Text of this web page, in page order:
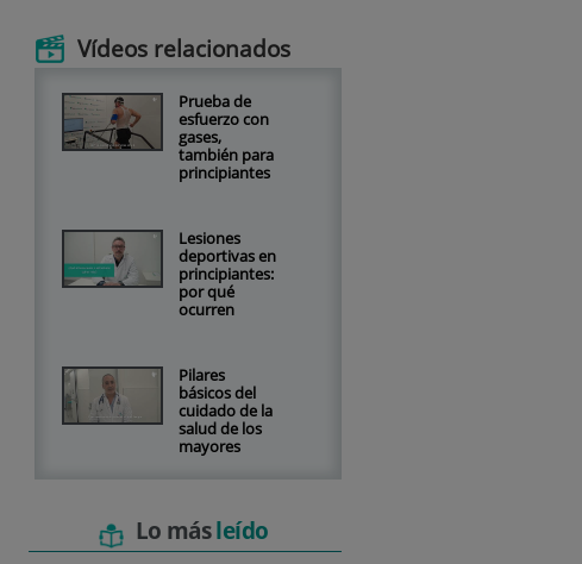
Vídeos relacionados
Prueba de
esfuerzo con
gases,
también para
principiantes
Lesiones
deportivas en
principiantes:
por qué
ocurren
Pilares
básicos del
cuidado de la
salud de los
mayores
Lo másleído